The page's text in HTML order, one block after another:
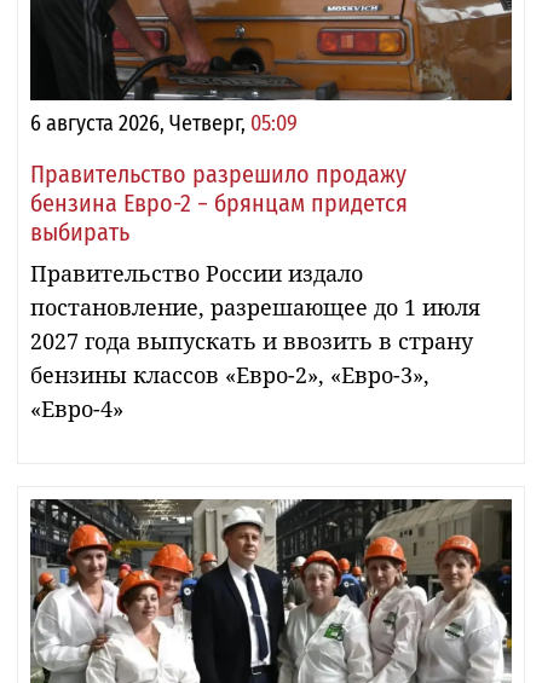
6 августа 2026, Четверг, 05:09
Правительство разрешило продажу
бензина Евро-2 − брянцам придется
выбирать
Правительство России издало
постановление, разрешающее до 1 июля
2027 года выпускать и ввозить в страну
бензины классов «Евро-2», «Евро-3»,
«Евро-4»